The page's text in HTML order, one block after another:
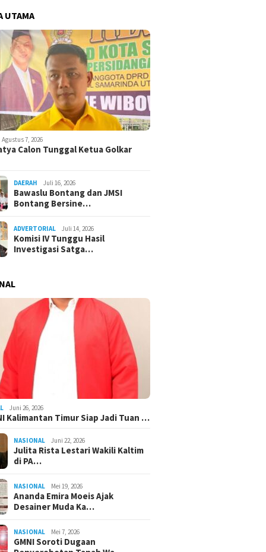
UTAMA
Agustus 7, 2026
Calon Tunggal Ketua Golkar
DAERAH Juli 16, 2026
Bawaslu Bontang dan JMSI
Bontang Bersine…
ADVERTORIAL Juli 14, 2026
Komisi IV Tunggu Hasil
Investigasi Satga…
Juni 26, 2026
Kalimantan Timur Siap Jadi Tuan …
NASIONAL Juni 22, 2026
Julita Rista Lestari Wakili Kaltim
di PA…
NASIONAL Mei 19, 2026
Ananda Emira Moeis Ajak
Desainer Muda Ka…
NASIONAL Mei 7, 2026
GMNI Soroti Dugaan